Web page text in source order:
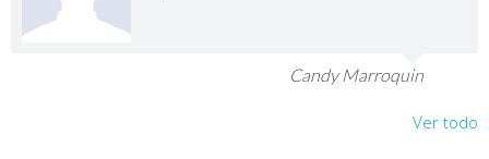
Candy Marroquin
Ver todo